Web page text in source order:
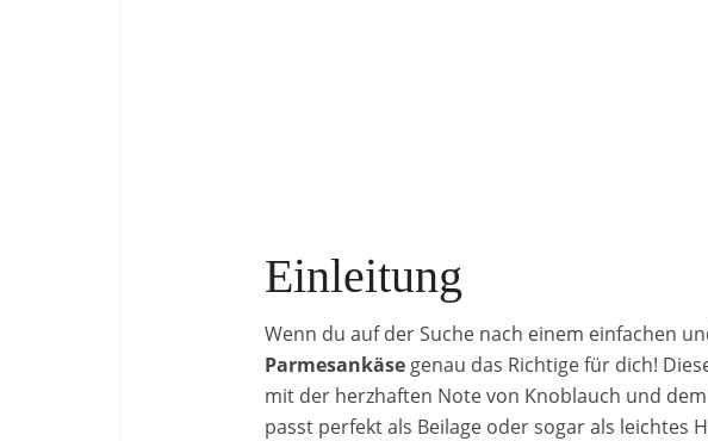
Einleitung
Wenn du auf der Suche nach einem einfachen
Parmesankäse genau das Richtige für dich!
mit der herzhaften Note von Knoblauch und
passt perfekt als Beilage oder sogar als leichtes